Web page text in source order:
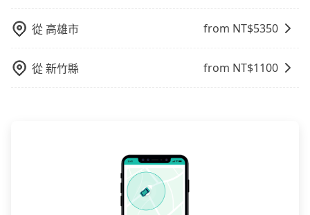
從 高雄市 from NT$5350
從新竹縣 from NT$1100